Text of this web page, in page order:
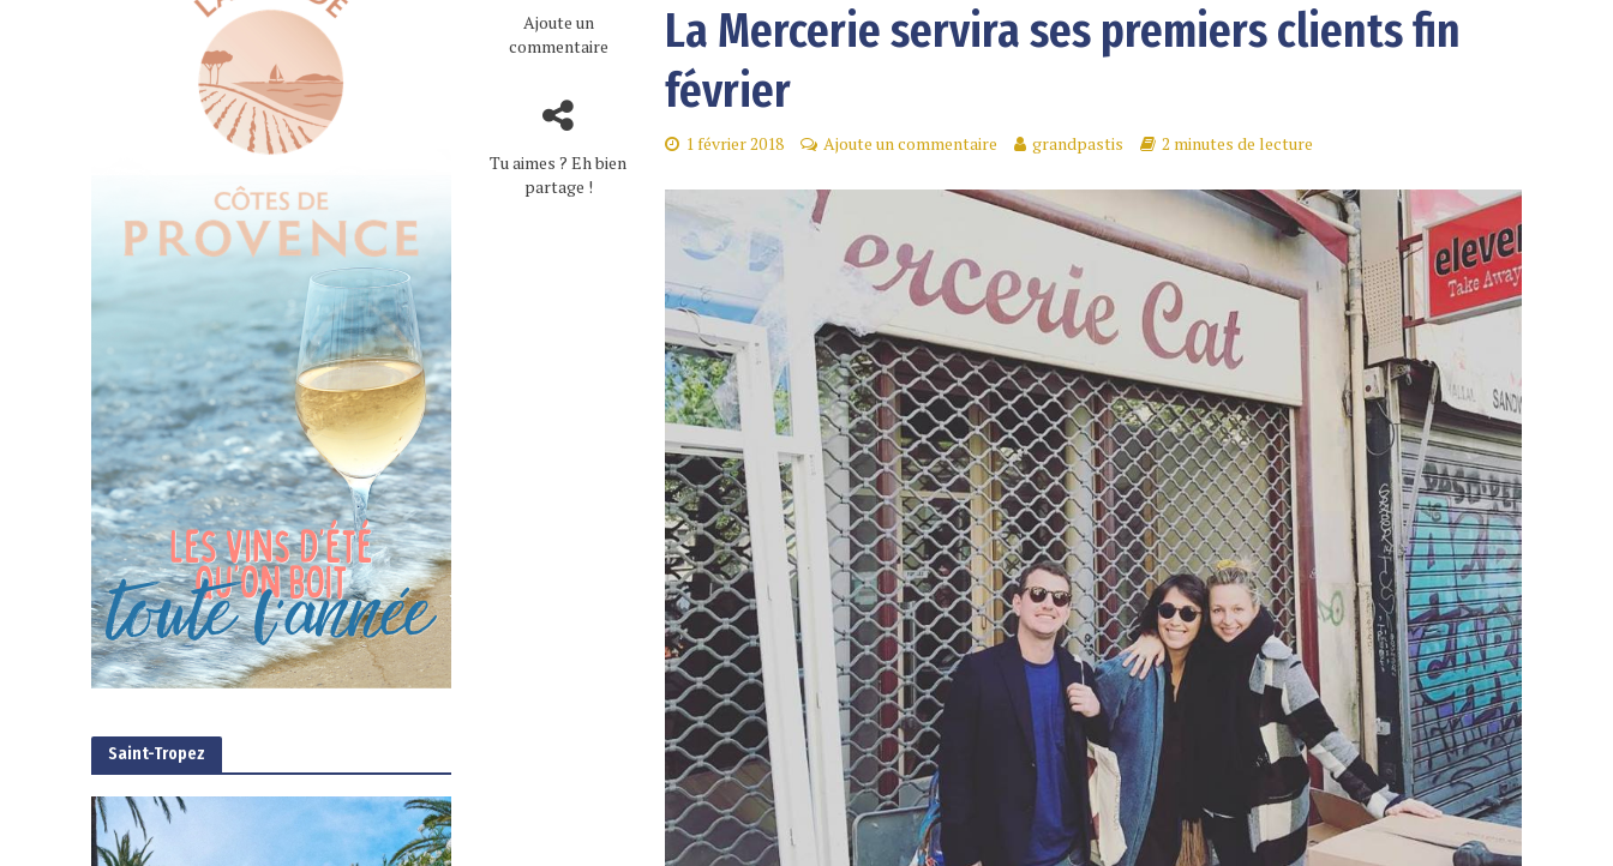
Saint-Tropez
Ajoute un
commentaire
Tu aimes ? Eh bien
partage !
La Mercerie servira ses premiers clients fin
février
1 février 2018 Ajoute un commentaire grandpastis 2 minutes de lecture